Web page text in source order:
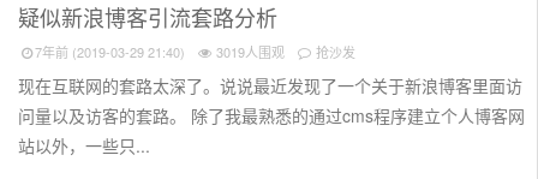
疑似新浪博客引流套路分析
7年前 (2019-03-29 21:40) 3019人围观 抢沙发
现在互联网的套路太深了。说说最近发现了一个关于新浪博客里面访
问量以及访客的套路。 除了我最熟悉的通过cms程序建立个人博客网
站以外，一些只...